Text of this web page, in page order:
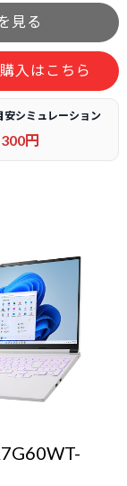
入はこちら
安シミュレーション
円